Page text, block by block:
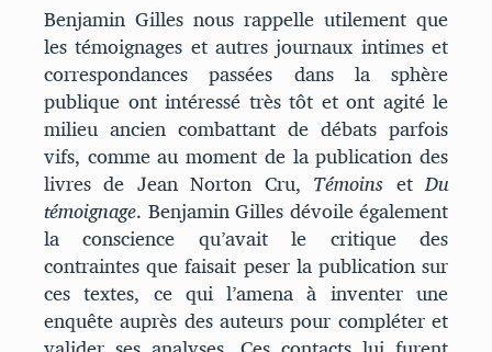
Benjamin Gilles nous rappelle utilement que
les témoignages et autres journaux intimes et
correspondances passées dans la sphère
publique ont intéressé très tôt et ont agité le
milieu ancien combattant de débats parfois
vifs, comme au moment de la publication des
livres de Jean Norton Cru, Témoins etDu
témoignage. Benjamin Gilles dévoile également
la conscience qu’avait le critique des
contraintes que faisait peser la publication sur
ces textes, ce qui l’amena à inventer une
enquête auprès des auteurs pour compléter et